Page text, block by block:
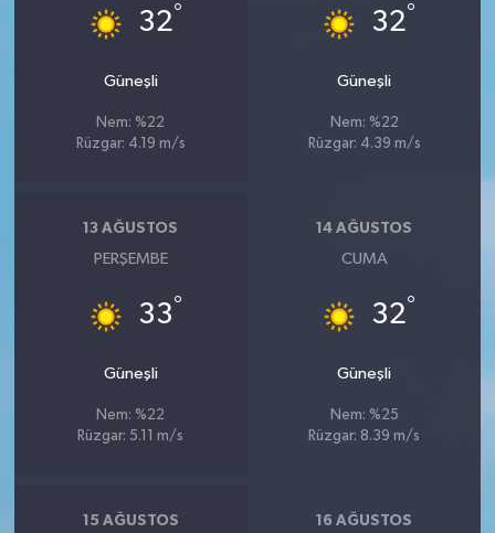
32°
Güneşli
Nem: %22
Rüzgar: 4.19 m/s
32°
Güneşli
Nem: %22
Rüzgar: 4.39 m/s
13 AĞUSTOS
PERŞEMBE
33°
Güneşli
Nem: %22
Rüzgar: 5.11 m/s
14 AĞUSTOS
CUMA
32°
Güneşli
Nem: %25
Rüzgar: 8.39 m/s
15 AĞUSTOS 16 AĞUSTOS